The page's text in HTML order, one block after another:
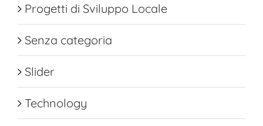
Progetti di Sviluppo Locale
Senza categoria
Slider
Technology